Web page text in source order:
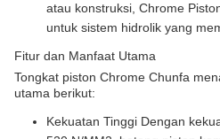
atau konstruksi, Chrome
untuk sistem hidrolik yang
Fitur dan Manfaat Utama
Tongkat piston Chrome Chunfa
utama berikut:
Kekuatan Tinggi Dengan